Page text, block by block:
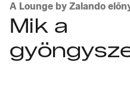
A Lounge by Zalando
Mik a